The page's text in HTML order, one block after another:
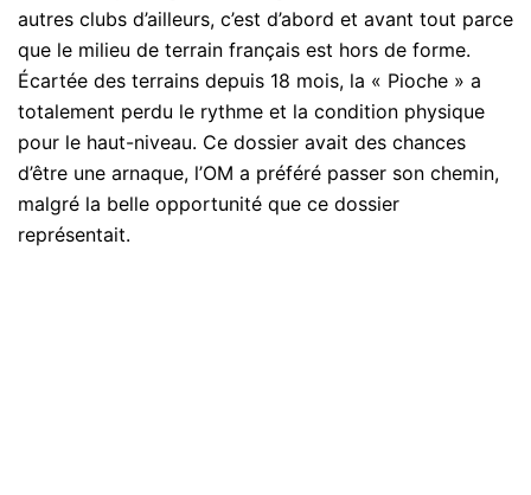
autres clubs d’ailleurs, c’est d’abord et avant tout parce
que le milieu de terrain français est hors de forme.
Écartée des terrains depuis 18 mois, la « Pioche » a
totalement perdu le rythme et la condition physique
pour le haut-niveau. Ce dossier avait des chances
d’être une arnaque, l’OM a préféré passer son chemin,
malgré la belle opportunité que ce dossier
représentait.